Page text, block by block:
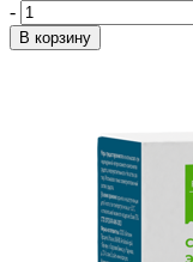
-
В корзину